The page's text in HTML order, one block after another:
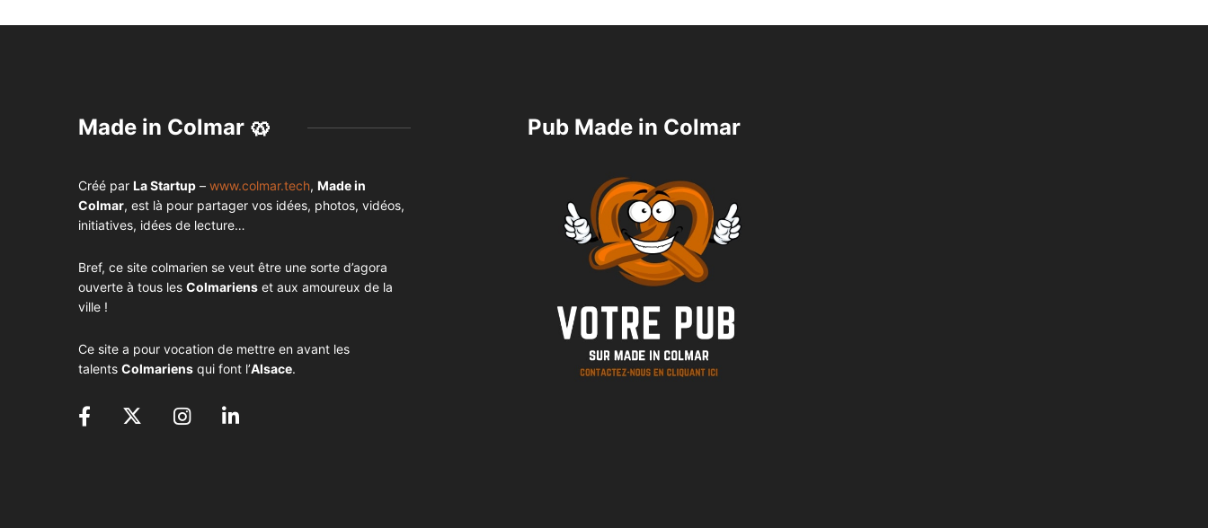
Made in Colmar 🥨
Créé par La Startup – www.colmar.tech, Made in
Colmar, est là pour partager vos idées, photos, vidéos,
initiatives, idées de lecture…
Bref, ce site colmarien se veut être une sorte d’agora
ouverte à tous les Colmariens et aux amoureux de la
ville !
Ce site a pour vocation de mettre en avant les
talents Colmariens qui font l’Alsace.
Pub Made in Colmar